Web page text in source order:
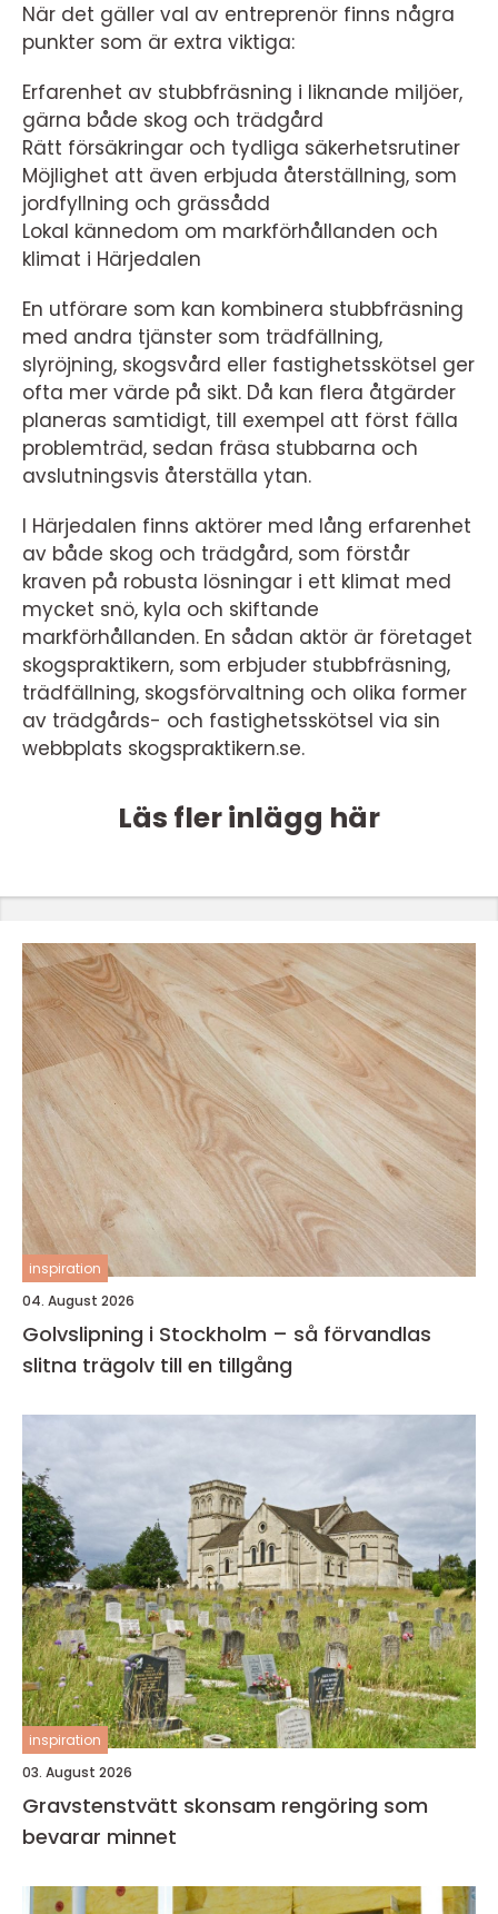
När det gäller val av entreprenör finns några
punkter som är extra viktiga:
Erfarenhet av stubbfräsning i liknande miljöer,
gärna både skog och trädgård
Rätt försäkringar och tydliga säkerhetsrutiner
Möjlighet att även erbjuda återställning, som
jordfyllning och grässådd
Lokal kännedom om markförhållanden och
klimat i Härjedalen
En utförare som kan kombinera stubbfräsning
med andra tjänster som trädfällning,
slyröjning, skogsvård eller fastighetsskötsel ger
ofta mer värde på sikt. Då kan flera åtgärder
planeras samtidigt, till exempel att först fälla
problemträd, sedan fräsa stubbarna och
avslutningsvis återställa ytan.
I Härjedalen finns aktörer med lång erfarenhet
av både skog och trädgård, som förstår
kraven på robusta lösningar i ett klimat med
mycket snö, kyla och skiftande
markförhållanden. En sådan aktör är företaget
skogspraktikern, som erbjuder stubbfräsning,
trädfällning, skogsförvaltning och olika former
av trädgårds- och fastighetsskötsel via sin
webbplats skogspraktikern.se.
Läs fler inlägg här
inspiration
04. August 2026
Golvslipning i Stockholm – så förvandlas
slitna trägolv till en tillgång
inspiration
03. August 2026
Gravstenstvätt skonsam rengöring som
bevarar minnet